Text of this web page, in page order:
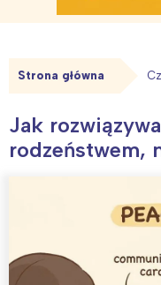
Strona główna
Jak
rodzeństwem,